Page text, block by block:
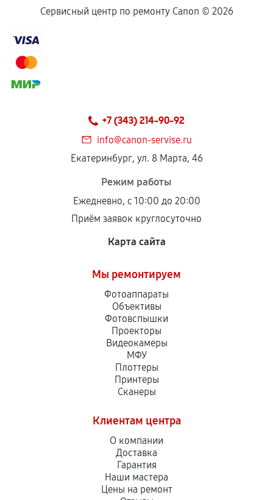
Сервисный центр по ремонту Canon © 2026
+7 (343) 214-90-92
info@canon-servise.ru
Екатеринбург, ул. 8 Марта, 46
Режим работы
Ежедневно, с 10:00 до 20:00
Приём заявок круглосуточно
Карта сайта
Мы ремонтируем
Фотоаппараты
Объективы
Фотовспышки
Проекторы
Видеокамеры
МФУ
Плоттеры
Принтеры
Сканеры
Клиентам центра
О компании
Доставка
Гарантия
Наши мастера
Цены на ремонт